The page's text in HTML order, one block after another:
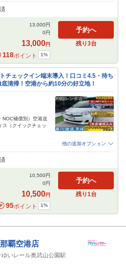
できます）
13,000円
0円
13,000円
118ポイント 1%
予約へ
残り3台
チェックイン端末導入！口コミ4.5・待ち
清掃！空港から約10分の好立地！
NOC補償別）空港送
ス（クイックチェッ
他の追加オプション
できます）
10,500円
0円
10,500円
95ポイント 1%
予約へ
残り1台
那覇空港店
いレール奥武山公園駅